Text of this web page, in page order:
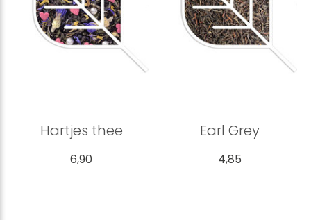
Hartjes thee
6,90
Earl Grey
4,85